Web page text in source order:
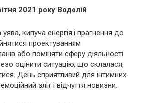
2021 року Водолій
кипуча енергія і прагнення до
проектуванням
або поміняти сферу діяльності.
оцінити ситуацію, що склалася,
День сприятливий для інтимних
зліт і відчуття новизни.